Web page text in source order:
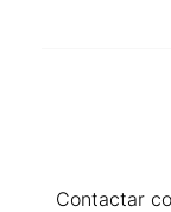
Contactar